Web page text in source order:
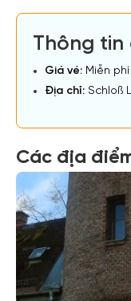
Thông tin
Giá vé: Miễn phí
Địa chỉ: Schloß
Các địa